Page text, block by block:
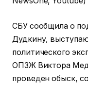
СБУ сообщила о
Дудкину,
политического
ОПЗЖ Виктора
проведен обыск,